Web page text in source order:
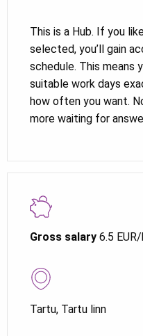
Gross salary 6.5
Tartu, Tartu linn
This is a Hub. If you
selected, you’ll gain
schedule. This means
suitable work days
how often you want.
more waiting for